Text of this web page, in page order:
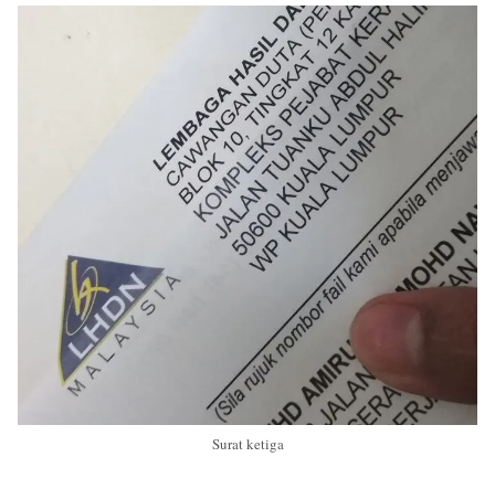
Surat ketiga